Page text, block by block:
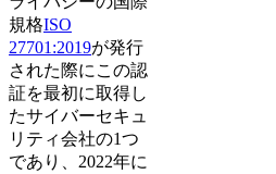
規格ISO
27701:2019が発行
された際にこの認
証を最初に取得し
たサイバーセキュ
リティ会社の1つ
であり、2022年に